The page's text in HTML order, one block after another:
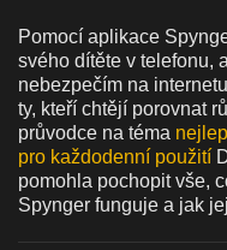
Pomocí aplikace
svého dítěte v telefonu,
nebezpečím na
ty, kteří chtějí porovnat
průvodce na téma
pro každodenní použití
pomohla pochopit vše,
Spynger funguje a jak